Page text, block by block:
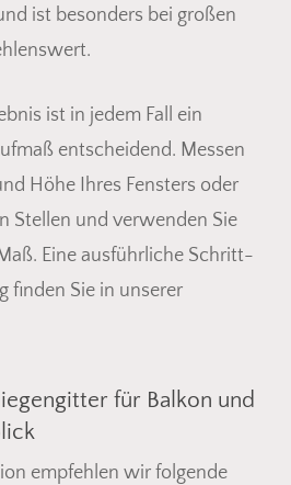
ist besonders bei großen
ist in jedem Fall ein
entscheidend. Messen
Höhe Ihres Fensters oder
Stellen und verwenden Sie
Eine ausführliche Schritt-
Sie in unserer
für Balkon und
empfehlen wir folgende